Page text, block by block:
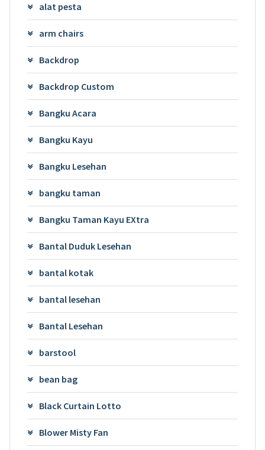
alat pesta
arm chairs
Backdrop
Backdrop Custom
Bangku Acara
Bangku Kayu
Bangku Lesehan
bangku taman
Bangku Taman Kayu EXtra
Bantal Duduk Lesehan
bantal kotak
bantal lesehan
Bantal Lesehan
barstool
bean bag
Black Curtain Lotto
Blower Misty Fan